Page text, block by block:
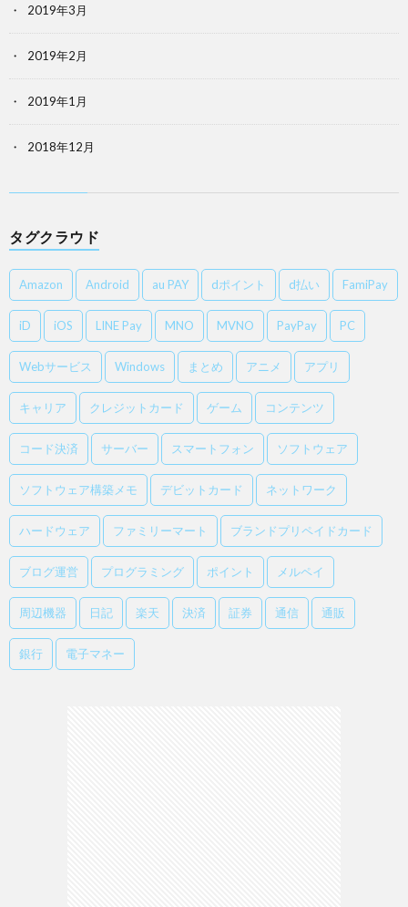
2019年3月
2019年2月
2019年1月
2018年12月
タグクラウド
Amazon Android au PAY dポイント d払い FamiPay
iD iOS LINE Pay MNO MVNO PayPay PC
Webサービス Windows まとめ アニメ アプリ
キャリア クレジットカード ゲーム コンテンツ
コード決済 サーバー スマートフォン ソフトウェア
ソフトウェア構築メモ デビットカード ネットワーク
ハードウェア ファミリーマート ブランドプリペイドカード
ブログ運営 プログラミング ポイント メルペイ
周辺機器 日記 楽天 決済 証券 通信 通販
銀行 電子マネー